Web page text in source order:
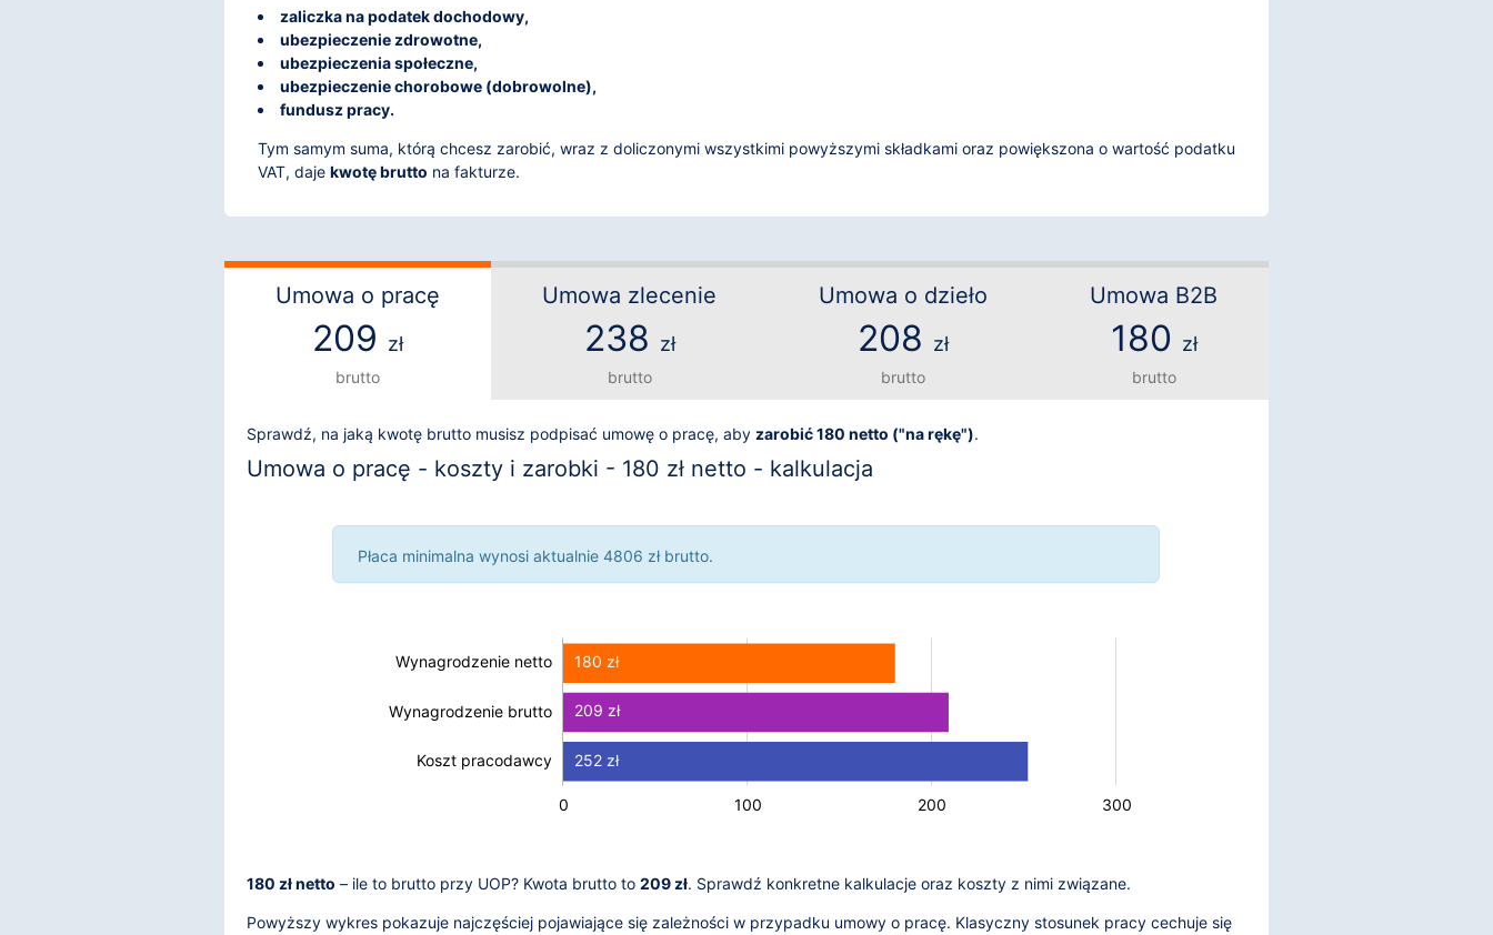
zaliczka na podatek dochodowy,
ubezpieczenie zdrowotne,
ubezpieczenia społeczne,
ubezpieczenie chorobowe (dobrowolne),
fundusz pracy.
Tym samym suma, którą chcesz zarobić, wraz z doliczonymi wszystkimi powyższymi składkami oraz powiększona o wartość podatku
VAT, daje kwotę brutto na fakturze.
Umowa o pracę
209 zł
brutto
Umowa zlecenie
238 zł
brutto
Umowa o dzieło
208 zł
brutto
Umowa B2B
180 zł
brutto
Sprawdź, na jaką kwotę brutto musisz podpisać umowę o pracę, aby zarobić 180 netto ("na rękę").
Umowa o pracę - koszty i zarobki - 180 zł netto - kalkulacja
Płaca minimalna wynosi aktualnie 4806 zł brutto.
180 zł
209 zł
252 zł
Wynagrodzenie brutto
Wynagrodzenie netto
Wynagrodzenie brutto
Koszt pracodawcy
-100
-50
0
50 100
150 200
400 300
-200
180 zł netto – ile to brutto przy UOP? Kwota brutto to 209 zł. Sprawdź konkretne kalkulacje oraz koszty z nimi związane.
Powyższy wykres pokazuje najczęściej pojawiające się zależności w przypadku umowy o pracę. Klasyczny stosunek pracy cechuje się